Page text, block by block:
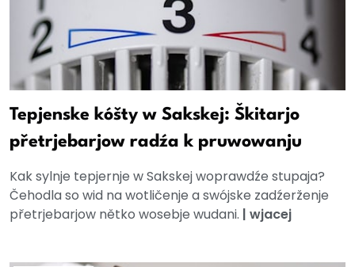
Tepjenske kóšty w Sakskej: Škitarjo
přetrjebarjow radźa k pruwowanju
Kak sylnje tepjernje w Sakskej woprawdźe stupaja?
Čehodla so wid na wotličenje a swójske zadźerženje
přetrjebarjow nětko wosebje wudani. | wjacej